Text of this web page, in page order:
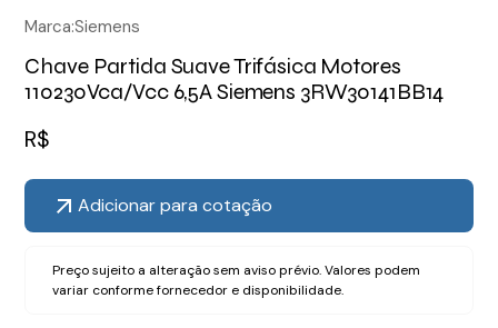
Marca:Siemens
Chave Partida Suave Trifásica Motores
110230Vca/Vcc 6,5A Siemens 3RW30141BB14
R$
Adicionar para cotação
Preço sujeito a alteração sem aviso prévio. Valores podem
variar conforme fornecedor e disponibilidade.